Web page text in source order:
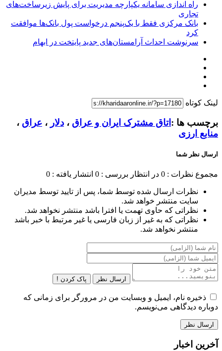
راه اندازی سامانه یکپارچه مدیریت برای پایش زیرساخت‌های
تجاری
بانک مرکزی فقط با یک‌‎پنجم درخواست پول بانک‌ها موافقت
کرد
سرنوشت احداث آرامستان‌های جدید پایتخت در ابهام
لینک کوتاه
برچسب ها : اتاق مشترک ایران و عراق ، دلار ، عراق ،
منابع ارزی‌
ارسال نظر شما
مجموع نظرات : 0 در انتظار بررسی : 0 انتشار یافته : 0
نظرات ارسال شده توسط شما، پس از تایید توسط مدیران
سایت منتشر خواهد شد.
نظراتی که حاوی تهمت یا افترا باشد منتشر نخواهد شد.
نظراتی که به غیر از زبان فارسی یا غیر مرتبط با خبر باشد
منتشر نخواهد شد.
ارسال نظر پاک کردن !
ذخیره نام، ایمیل و وبسایت من در مرورگر برای زمانی که
دوباره دیدگاهی می‌نویسم.
آخرین اخبار